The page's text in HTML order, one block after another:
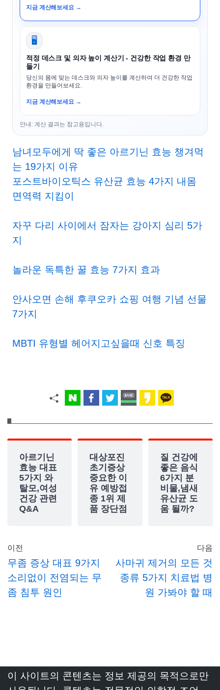
지금 계산해보세요 →
🖥️
적정 데스크 및 의자 높이 계산기 - 건강한 작업 환경 만
들기
당신의 몸에 맞는 데스크와 의자 높이를 계산하여 더 건강한 작업
환경을 만들어보세요.
지금 계산해보세요 →
안내: 계산 결과는 참고용입니다.
남녀모두에게 딱 좋은 아르기닌 효능 챙겨먹
는 19가지 이유
포스트바이오틱스 유산균 효능 4가지 내몸
면역력 지킴이
자꾸 다리 사이에서 잠자는 강아지 심리 5가
지
놀라운 독특한 꿀 효능 7가지 효과
안사오면 손해 후쿠오카 쇼핑 여행 기념 선물
7가지
MBTI 유형별 헤어지고싶을때 신호 특징
아르기닌
효능 대표
5가지 와
탈모,여성
건강 관련
Q&A
대상포진
초기증상
중요한 이
유 예방접
종 1위 제
품 장단점
질 건강에
좋은 음식
6가지 분
비물,냄새
유산균 도
움 될까?
이전
무좀 증상 대표 9가지
소리없이 전염되는 무
좀 침투 원인
다음
사마귀 제거의 모든 것
종류 5가지 치료법 병
원 가봐야 할 때
이 사이트의 콘텐츠는 정보 제공의 목적으로만